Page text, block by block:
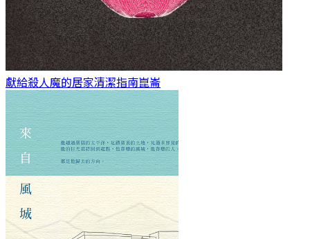
獻給殺人魔的居家清潔指南崑崙